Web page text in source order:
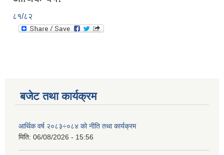
८१/८२
बजेट तथा कार्यक्रम
आर्थिक वर्ष २०८३÷०८४ को नीति तथा कार्यक्रम
मिति: 06/08/2026 - 15:56